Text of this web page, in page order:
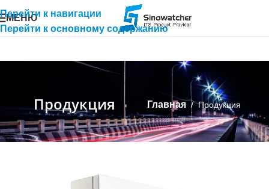
Перейти к навигации
Перейти к основному содержанию
МЕНЮ
Продукция Главная / Продукция